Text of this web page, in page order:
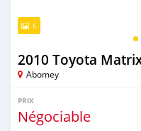
6
2010 Toyota
Abomey
PRIX
Négociable